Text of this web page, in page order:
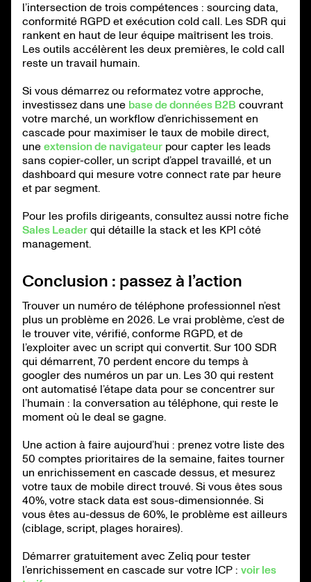
l’intersection de trois compétences : sourcing data,
conformité RGPD et exécution cold call. Les SDR qui
rankent en haut de leur équipe maîtrisent les trois.
Les outils accélèrent les deux premières, le cold call
reste un travail humain.
Si vous démarrez ou reformatez votre approche,
investissez dans une base de données B2B couvrant
votre marché, un workflow d’enrichissement en
cascade pour maximiser le taux de mobile direct,
une extension de navigateur pour capter les leads
sans copier-coller, un script d’appel travaillé, et un
dashboard qui mesure votre connect rate par heure
et par segment.
Pour les profils dirigeants, consultez aussi notre fiche
Sales Leader qui détaille la stack et les KPI côté
management.
Conclusion : passez à l’action
Trouver un numéro de téléphone professionnel n’est
plus un problème en 2026. Le vrai problème, c’est de
le trouver vite, vérifié, conforme RGPD, et de
l’exploiter avec un script qui convertit. Sur 100 SDR
qui démarrent, 70 perdent encore du temps à
googler des numéros un par un. Les 30 qui restent
ont automatisé l’étape data pour se concentrer sur
l’humain : la conversation au téléphone, qui reste le
moment où le deal se gagne.
Une action à faire aujourd’hui : prenez votre liste des
50 comptes prioritaires de la semaine, faites tourner
un enrichissement en cascade dessus, et mesurez
votre taux de mobile direct trouvé. Si vous êtes sous
40%, votre stack data est sous-dimensionnée. Si
vous êtes au-dessus de 60%, le problème est ailleurs
(ciblage, script, plages horaires).
Démarrer gratuitement avec Zeliq pour tester
l’enrichissement en cascade sur votre ICP : voir les